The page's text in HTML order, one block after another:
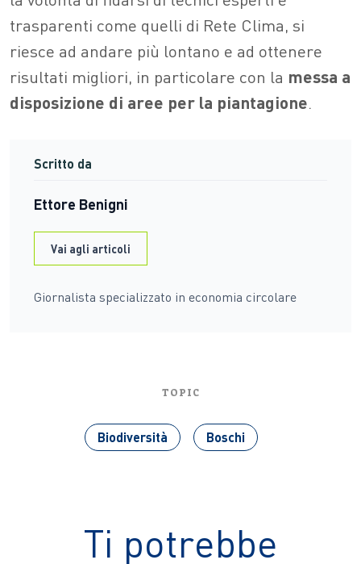
trasparenti come quelli di Rete Clima, si
riesce ad andare più lontano e ad ottenere
risultati migliori, in particolare con la messa a
disposizione di aree per la piantagione.
Scritto da
Ettore Benigni
Vai agli articoli
Giornalista specializzato in economia circolare
TOPIC
Biodiversità Boschi
Ti potrebbe